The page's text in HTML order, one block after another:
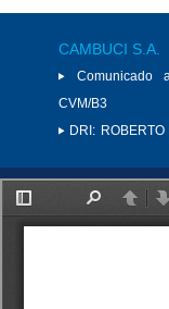
CAMBUCI S.A.
Comunicado
CVM/B3
DRI: ROBERTO